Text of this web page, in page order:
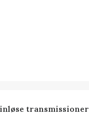
transmissioner